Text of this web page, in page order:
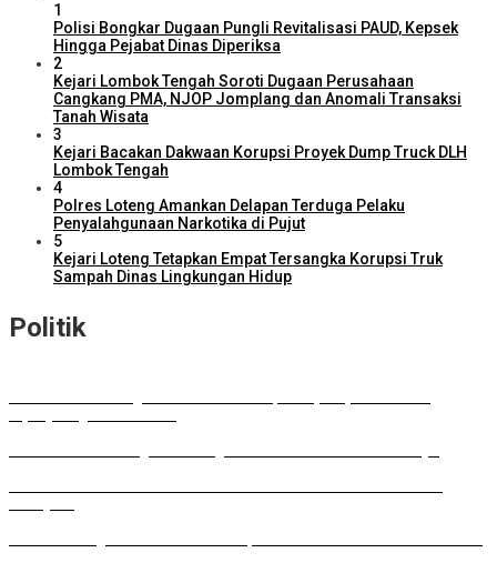
1
Polisi Bongkar Dugaan Pungli Revitalisasi PAUD, Kepsek
Hingga Pejabat Dinas Diperiksa
2
Kejari Lombok Tengah Soroti Dugaan Perusahaan
Cangkang PMA, NJOP Jomplang dan Anomali Transaksi
Tanah Wisata
3
Kejari Bacakan Dakwaan Korupsi Proyek Dump Truck DLH
Lombok Tengah
4
Polres Loteng Amankan Delapan Terduga Pelaku
Penyalahgunaan Narkotika di Pujut
5
Kejari Loteng Tetapkan Empat Tersangka Korupsi Truk
Sampah Dinas Lingkungan Hidup
Politik